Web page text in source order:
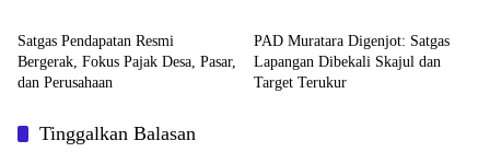
Satgas Pendapatan Resmi
Bergerak, Fokus Pajak Desa, Pasar,
dan Perusahaan
PAD Muratara Digenjot: Satgas
Lapangan Dibekali Skajul dan
Target Terukur
Tinggalkan Balasan